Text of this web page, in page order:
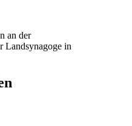
an der
Landsynagoge in